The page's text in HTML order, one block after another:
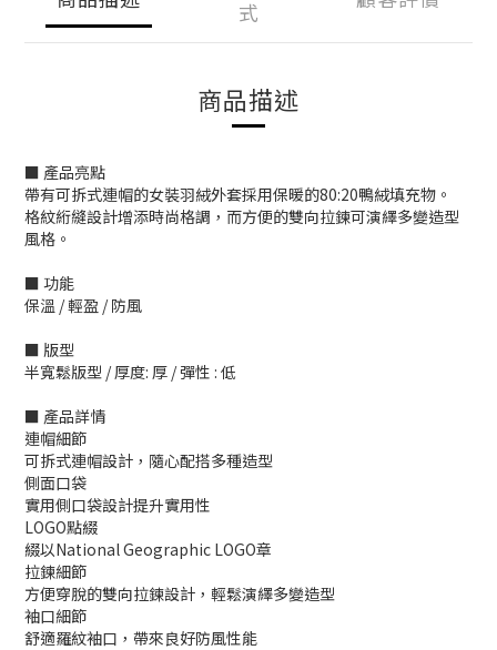
式
商品描述
■ 產品亮點
帶有可拆式連帽的女裝羽絨外套採用保暖的80:20鴨絨填充物。
格紋絎縫設計增添時尚格調，而方便的雙向拉鍊可演繹多變造型
風格。
■ 功能
保溫 / 輕盈 / 防風
■ 版型
半寬鬆版型 / 厚度: 厚 / 彈性 : 低
■ 產品詳情
連帽細節
可拆式連帽設計，隨心配搭多種造型
側面口袋
實用側口袋設計提升實用性
LOGO點綴
綴以National Geographic LOGO章
拉鍊細節
方便穿脫的雙向拉鍊設計，輕鬆演繹多變造型
袖口細節
舒適羅紋袖口，帶來良好防風性能